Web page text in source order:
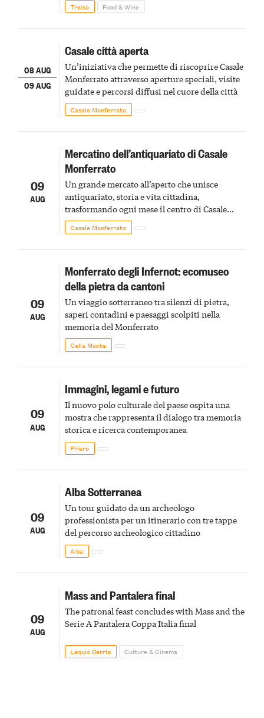
Treiso Food & Wine
08 AUG
09 AUG
Casale città aperta
Un’iniziativa che permette di riscoprire Casale
Monferrato attraverso aperture speciali, visite
guidate e percorsi diffusi nel cuore della città
Casale Monferrato
09
AUG
Mercatino dell’antiquariato di Casale
Monferrato
Un grande mercato all’aperto che unisce
antiquariato, storia e vita cittadina,
trasformando ogni mese il centro di Casale
Monferrato in un luogo di scoperta e racconto
Casale Monferrato
09
AUG
Monferrato degli Infernot: ecomuseo
della pietra da cantoni
Un viaggio sotterraneo tra silenzi di pietra,
saperi contadini e paesaggi scolpiti nella
memoria del Monferrato
Cella Monte
09
AUG
Immagini, legami e futuro
Il nuovo polo culturale del paese ospita una
mostra che rappresenta il dialogo tra memoria
storica e ricerca contemporanea
Priero
09
AUG
Alba Sotterranea
Un tour guidato da un archeologo
professionista per un itinerario con tre tappe
del percorso archeologico cittadino
Alba
09
AUG
Mass and Pantalera final
The patronal feast concludes with Mass and the
Serie A Pantalera Coppa Italia final
Lequio Berria Culture & Cinema